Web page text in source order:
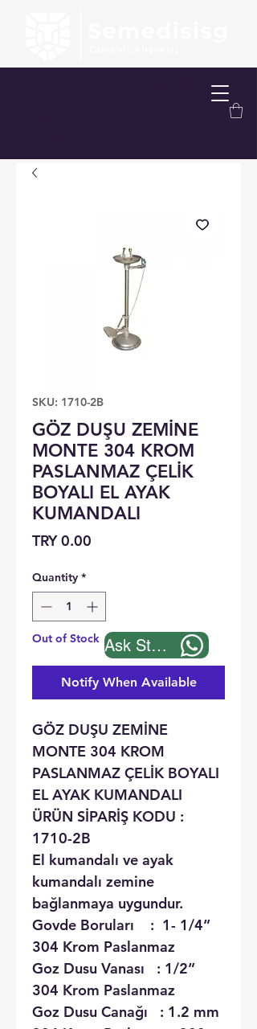
FREE SHIPPING OVER 200.00 TL
FREE DELIVERY OPTION WITHIN
SKU: 1710-2B
GÖZ DUŞU ZEMİNE
MONTE 304 KROM
PASLANMAZ ÇELİK
BOYALI EL AYAK
KUMANDALI
TRY 0.00
Quantity *
Out of Stock
Notify When Available
GÖZ DUŞU ZEMİNE
MONTE 304 KROM
PASLANMAZ ÇELİK BOYALI
EL AYAK KUMANDALI
ÜRÜN SİPARİŞ KODU :
1710-2B
El kumandalı ve ayak
kumandalı zemine
bağlanmaya uygundur.
Govde Boruları : 1- 1/4”
304 Krom Paslanmaz
Goz Dusu Vanası : 1/2”
304 Krom Paslanmaz
Goz Dusu Canağı : 1.2 mm
Ask Stock